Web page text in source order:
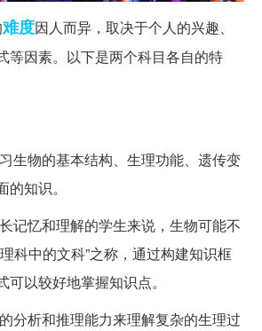
难度因人而异，取决于个人的兴趣、
等因素。以下是两个科目各自的特
生物的基本结构、生理功能、遗传变
知识。
记忆和理解的学生来说，生物可能不
科中的文科”之称，通过构建知识框
以较好地掌握知识点。
分析和推理能力来理解复杂的生理过